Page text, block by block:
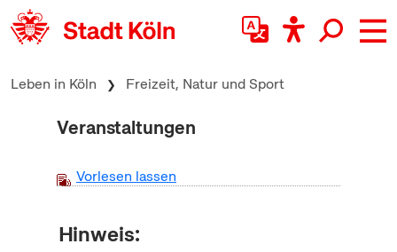
zum Inhalt springen
Leben in Köln Freizeit, Natur und Sport
Veranstaltungen
Vorlesen lassen
Hinweis: